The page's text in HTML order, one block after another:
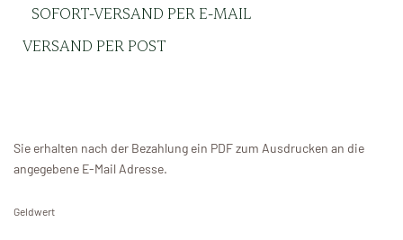
Golf Resort
RestaurantsRESERVIERUNG
SOFORT-VERSAND PER E-MAIL
VERSAND PER POST
Sie erhalten nach der Bezahlung ein PDF zum Ausdrucken an die
angegebene E-Mail Adresse.
Geldwert